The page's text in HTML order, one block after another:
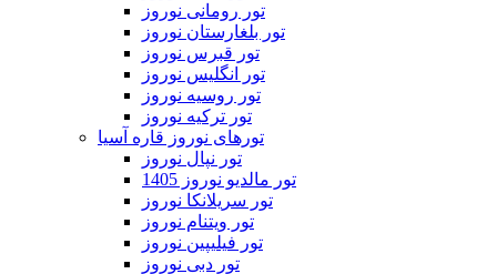
تور رومانی نوروز
تور بلغارستان نوروز
تور قبرس نوروز
تور انگلیس نوروز
تور روسیه نوروز
تور ترکیه نوروز
تورهای نوروز قاره آسیا
تور نپال نوروز
تور مالدیو نوروز 1405
تور سریلانکا نوروز
تور ویتنام نوروز
تور فیلیپین نوروز
تور دبی نوروز